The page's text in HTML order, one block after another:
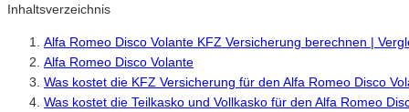
Inhaltsverzeichnis
Alfa Romeo Disco Volante KFZ Versicherung berechnen |
Alfa Romeo Disco Volante
Was kostet die KFZ Versicherung für den Alfa Romeo Disco
Was kostet die Teilkasko und Vollkasko für den Alfa Romeo